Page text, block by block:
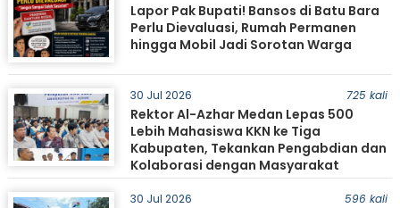
Lapor Pak Bupati! Bansos di Batu Bara
Perlu Dievaluasi, Rumah Permanen
hingga Mobil Jadi Sorotan Warga
30 Jul 2026 725 kali
Rektor Al-Azhar Medan Lepas 500
Lebih Mahasiswa KKN ke Tiga
Kabupaten, Tekankan Pengabdian dan
Kolaborasi dengan Masyarakat
30 Jul 2026 596 kali